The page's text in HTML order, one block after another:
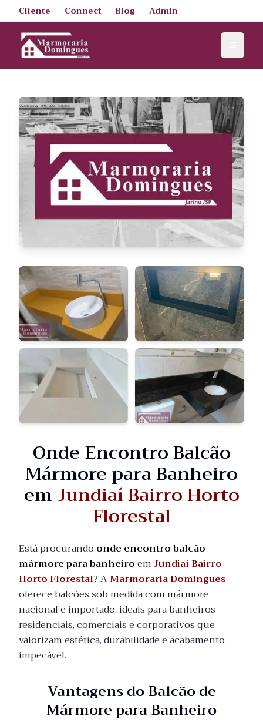
Cliente Connect Blog Admin
Onde Encontro Balcão
Mármore para Banheiro
emJundiaí Bairro Horto
Florestal
Está procurando onde encontro balcão
mármore para banheiroemJundiaí Bairro
Horto Florestal? AMarmoraria Domingues
oferece balcões sob medida com mármore
nacional e importado, ideais para banheiros
residenciais, comerciais e corporativos que
valorizam estética, durabilidade e acabamento
impecável.
Vantagens do Balcão de
Mármore para Banheiro